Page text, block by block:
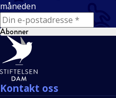
måneden
E-mail
Abonner
Bunntekst
Kontakt oss